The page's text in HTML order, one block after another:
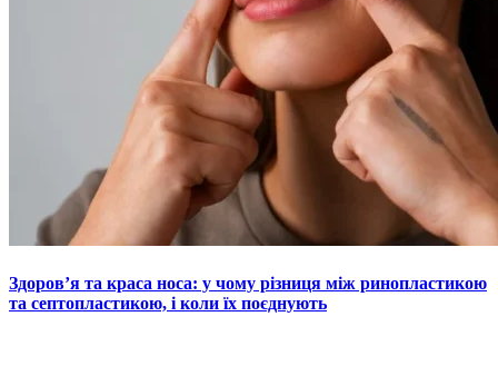
Здоров’я та краса носа: у чому різниця між ринопластикою
та септопластикою, і коли їх поєднують